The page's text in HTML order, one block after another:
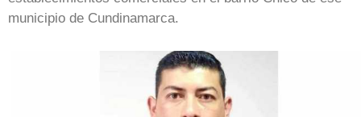
municipio de Cundinamarca.